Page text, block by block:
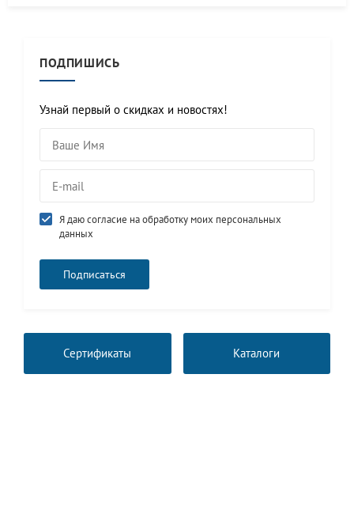
ПОДПИШИСЬ
Узнай первый о скидках и новостях!
Я даю согласие на обработку моих персональных
данных
Сертификаты Каталоги